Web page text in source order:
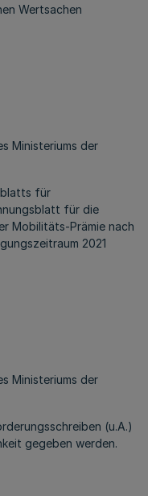
Wertsachen
Ministeriums der
für
für die
Mobilitäts-Prämie nach
2021
Ministeriums der
(u.A.)
gegeben werden.